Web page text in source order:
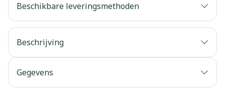
Beschikbare leveringsmethoden
Beschrijving
Gegevens